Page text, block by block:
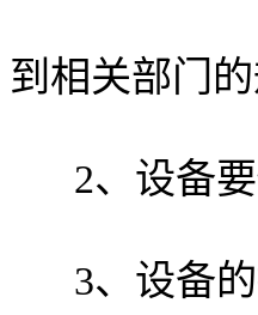
到相关部门的
2、设备
3、设备